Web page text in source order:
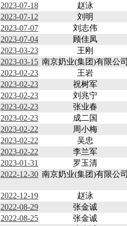
2023-07-18
赵泳
2023-07-12
刘明
2023-07-07
刘志伟
2023-07-04
顾佳凤
2023-03-23
王刚
2023-03-15 南京奶业(集团)有限公司
2023-02-23
王岩
2023-02-23
祝树军
2023-02-23
刘兆宁
2023-02-23
张业春
2023-02-23
成二国
2023-02-22
周小梅
2023-02-22
吴忠
2023-02-22
李兰军
2023-01-31
罗玉清
2022-12-30 南京奶业(集团)有限公司
2022-12-19 赵泳
2022-08-29
张金诚
2022-08-25
张金诚